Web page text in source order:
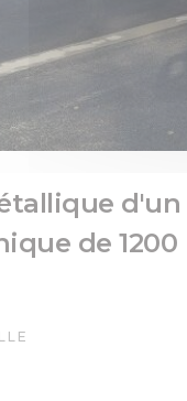
d'un
de 1200